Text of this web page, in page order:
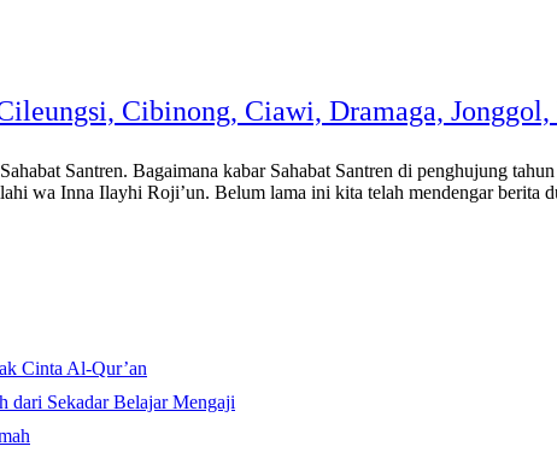
Cibinong, Ciawi, Dramaga, Jonggol,
Santren. Bagaimana kabar Sahabat Santren di penghujung
wa Inna Ilayhi Roji’un. Belum lama ini kita telah mendengar berita
Cinta Al-Qur’an
dari Sekadar Belajar Mengaji